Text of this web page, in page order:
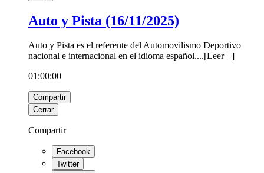
Auto y Pista (16/11/2025)
Auto y Pista es el referente del Automovilismo Deportivo
nacional e internacional en el idioma español....[Leer +]
01:00:00
Compartir
Cerrar
Compartir
Facebook
Twitter